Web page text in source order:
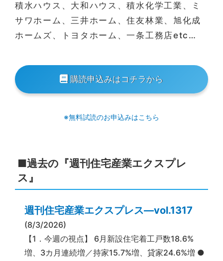
積水ハウス、大和ハウス、積水化学工業、ミ
サワホーム、三井ホーム、住友林業、旭化成
ホームズ、トヨタホーム、一条工務店etc…
購読申込みはコチラから
※無料試読のお申込みはこちら
■過去の『週刊住宅産業エクスプレ
ス』
週刊住宅産業エクスプレス―vol.1317
(8/3/2026)
【1．今週の視点】 6月新設住宅着工戸数18.6%
増、3カ月連続増／持家15.7%増、貸家24.6%増 ●